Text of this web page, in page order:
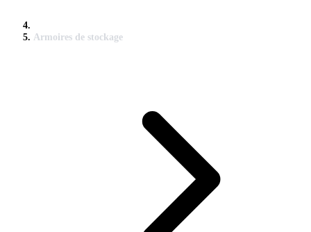
Armoires de stockage